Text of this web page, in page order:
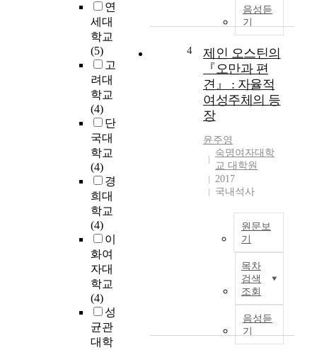
연
세대
학교
(5)
고
려대
학교
(4)
단
국대
학교
(4)
경
희대
학교
(4)
이
화여
자대
학교
(4)
성
균관
대학
대
대
i
s
음성듣
기
4
제인 오스틴의
『오만과 편
견』 : 자율적
여성주체의 등
장
윤주영
숙명여자대학
교 대학원
2017
국내석사
원문보
기
목차
검색
조회
음성듣
기